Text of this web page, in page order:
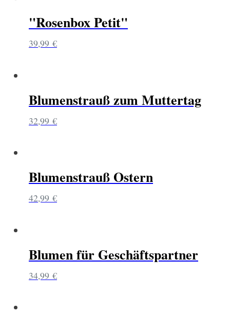
"Rosenbox Petit"
39,99 €
Blumenstrauß zum Muttertag
32,99 €
Blumenstrauß Ostern
42,99 €
Blumen für Geschäftspartner
34,99 €